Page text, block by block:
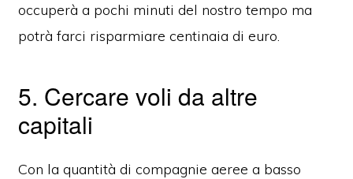
occuperà a pochi minuti del nostro tempo ma
potrà farci risparmiare centinaia di euro.
5. Cercare voli da altre
capitali
Con la quantità di compagnie aeree a basso